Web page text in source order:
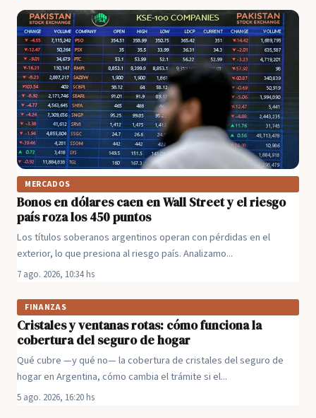
MERCADOS
Bonos en dólares caen en Wall Street y el riesgo
país roza los 450 puntos
Los títulos soberanos argentinos operan con pérdidas en el
exterior, lo que presiona al riesgo país. Analizamo...
7 ago. 2026, 10:34 hs
FINANZAS
Cristales y ventanas rotas: cómo funciona la
cobertura del seguro de hogar
Qué cubre —y qué no— la cobertura de cristales del seguro de
hogar en Argentina, cómo cambia el trámite si el...
5 ago. 2026, 16:20 hs